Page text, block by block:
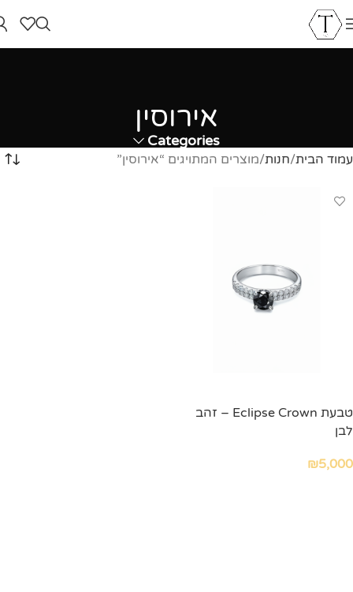
אירוסין
Categories
עמוד הבית חנות מוצרים המתויגים “אירוסין”
טבעת Eclipse Crown – זהב
לבן
₪5,000